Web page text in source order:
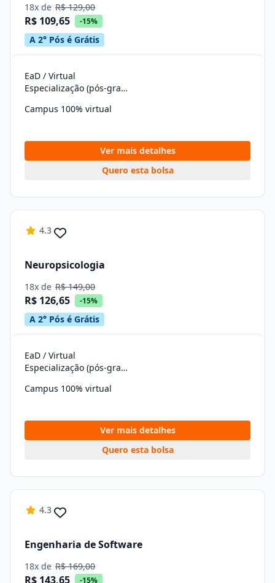
18x de R$ 129,00
R$ 109,65 -15%
A 2° Pós é Grátis
EaD / Virtual
Especialização (pós-graduação)
Campus 100% virtual
Ver mais detalhes
Quero esta bolsa
4.3
Neuropsicologia
18x de R$ 149,00
R$ 126,65 -15%
A 2° Pós é Grátis
EaD / Virtual
Especialização (pós-graduação)
Campus 100% virtual
Ver mais detalhes
Quero esta bolsa
4.3
Engenharia de Software
18x de R$ 169,00
R$ 143,65 -15%